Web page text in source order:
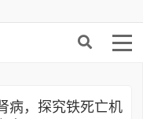
病，探究铁死亡机